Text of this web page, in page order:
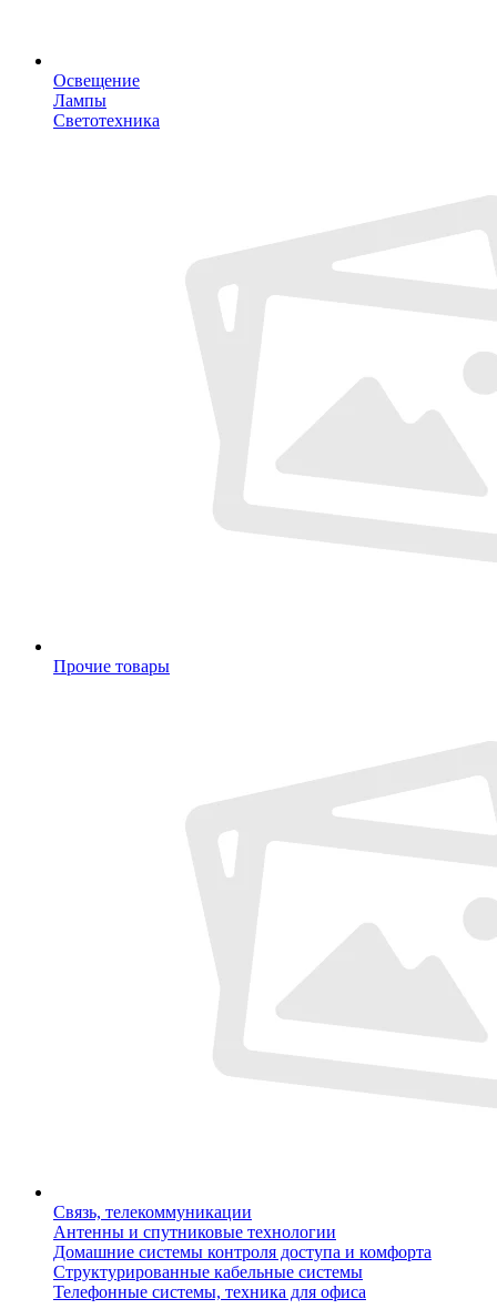
Освещение
Лампы
Светотехника
Прочие товары
Связь, телекоммуникации
Антенны и спутниковые технологии
Домашние системы контроля доступа и комфорта
Структурированные кабельные системы
Телефонные системы, техника для офиса